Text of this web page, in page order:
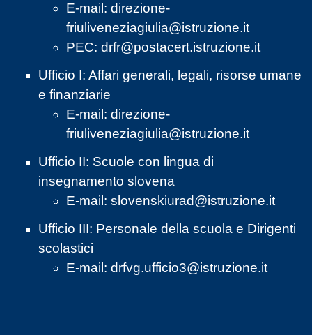
E-mail: direzione-
friuliveneziagiulia@istruzione.it
PEC: drfr@postacert.istruzione.it
Ufficio I: Affari generali, legali, risorse umane
e finanziarie
E-mail: direzione-
friuliveneziagiulia@istruzione.it
Ufficio II: Scuole con lingua di
insegnamento slovena
E-mail: slovenskiurad@istruzione.it
Ufficio III: Personale della scuola e Dirigenti
scolastici
E-mail: drfvg.ufficio3@istruzione.it